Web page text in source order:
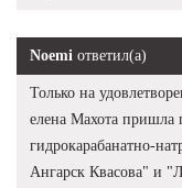
Noemi ответил(а)
Только на
елена Махота пришла
гидрокарабанатно-
Ангарск Квасова" и